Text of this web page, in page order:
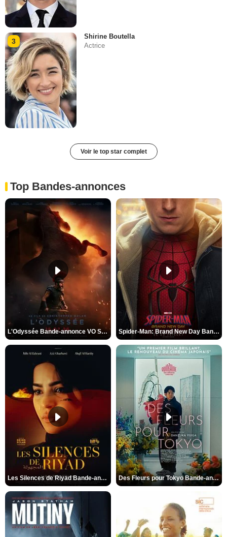
3
Shirine Boutella
Actrice
Voir le top star complet
Top Bandes-annonces
L'Odyssée Bande-annonce VO STFR Spider-Man: Brand New Day Bande-annonce VO STFR
Les Silences de Riyad Bande-annonce VO STFR Des Fleurs pour Tokyo Bande-annonce VO STFR